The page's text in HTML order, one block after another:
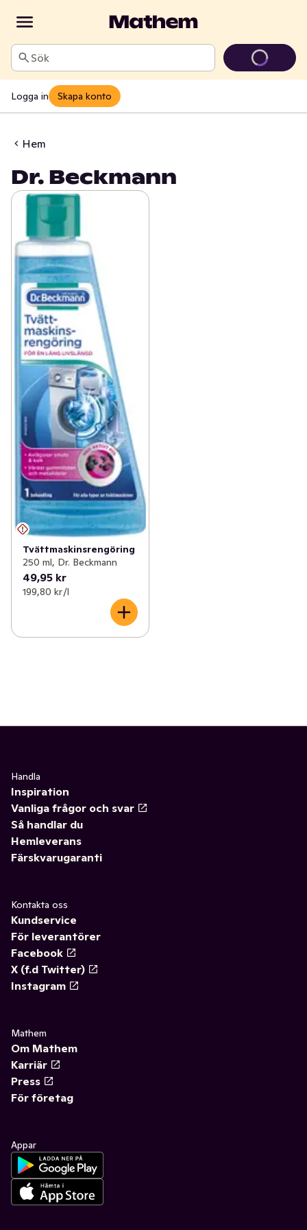
Sök
Logga in Skapa konto
Hem
Dr. Beckmann
Tvättmaskinsrengöring
250 ml, Dr. Beckmann
49,95 kr
199,80 kr /l
Handla
Inspiration
Vanliga frågor och svar
Så handlar du
Hemleverans
Färskvarugaranti
Kontakta oss
Kundservice
För leverantörer
Facebook
X (f.d Twitter)
Instagram
Mathem
Om Mathem
Karriär
Press
För företag
Appar